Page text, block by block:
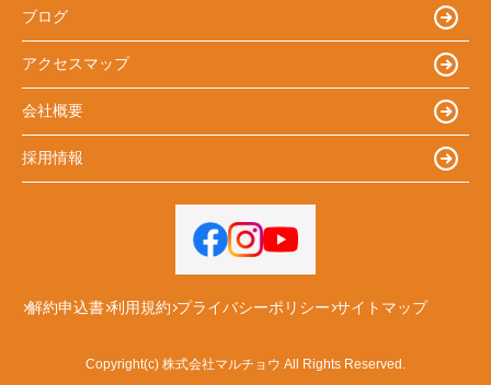
ブログ
アクセスマップ
会社概要
採用情報
解約申込書 利用規約 プライバシーポリシー サイトマップ
Copyright(c) 株式会社マルチョウ All Rights Reserved.